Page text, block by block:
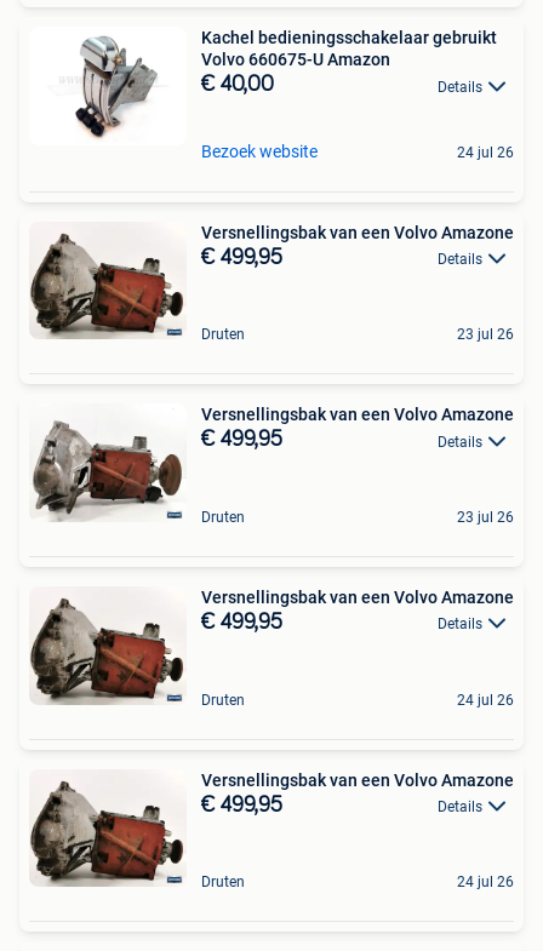
Kachel bedieningsschakelaar gebruikt
Volvo 660675-U Amazon
€ 40,00 Details
Bezoek website 24 jul 26
Versnellingsbak van een Volvo Amazone
€ 499,95 Details
Druten 23 jul 26
Versnellingsbak van een Volvo Amazone
€ 499,95 Details
Druten 23 jul 26
Versnellingsbak van een Volvo Amazone
€ 499,95 Details
Druten 24 jul 26
Versnellingsbak van een Volvo Amazone
€ 499,95 Details
Druten 24 jul 26